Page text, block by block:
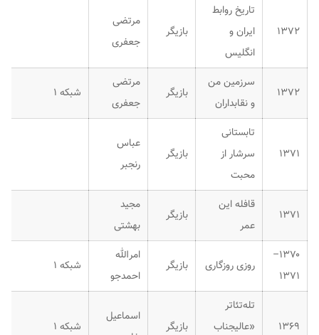
۱۳۷۲
تاریخ روابط
ایران و
انگلیس
بازیگر
مرتضی
جعفری
۱۳۷۲
سرزمین من
و نقابداران
بازیگر
مرتضی
جعفری
شبکه ۱
۱۳۷۱
تابستانی
سرشار از
محبت
بازیگر
عباس
رنجبر
۱۳۷۱
قافله این
عمر
بازیگر
مجید
بهشتی
۱۳۷۰–
۱۳۷۱
روزی روزگاری بازیگر
امرالله
احمدجو
شبکه ۱
۱۳۶۹
تله‌تئاتر
«عالیجناب
بازیگر
اسماعیل
شبکه ۱